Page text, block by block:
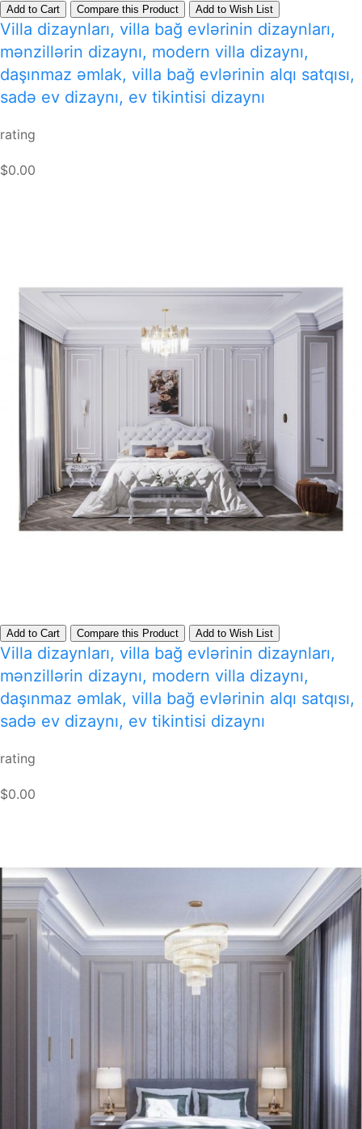
Add to Cart Compare this Product Add to Wish List
Villa dizaynları, villa bağ evlərinin dizaynları,
mənzillərin dizaynı, modern villa dizaynı,
daşınmaz əmlak, villa bağ evlərinin alqı satqısı,
sadə ev dizaynı, ev tikintisi dizaynı
rating
$0.00
Add to Cart Compare this Product Add to Wish List
Villa dizaynları, villa bağ evlərinin dizaynları,
mənzillərin dizaynı, modern villa dizaynı,
daşınmaz əmlak, villa bağ evlərinin alqı satqısı,
sadə ev dizaynı, ev tikintisi dizaynı
rating
$0.00